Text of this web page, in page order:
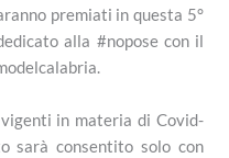
premiati in questa 5°
alla #nopose con il
in materia di Covid-
sarà consentito solo con